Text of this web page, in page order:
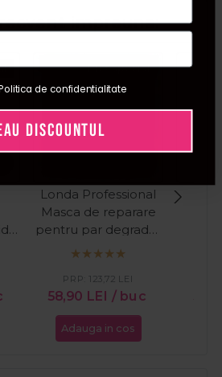
impreuna:
Pret special
Londa Professional
Masca de reparare
pentru par degradat
Visible Repair 750ml
58,90 LEI / buc
PRP: 123,72 LEI
Adauga in cos
de confidentialitate
DISCOUNTUL